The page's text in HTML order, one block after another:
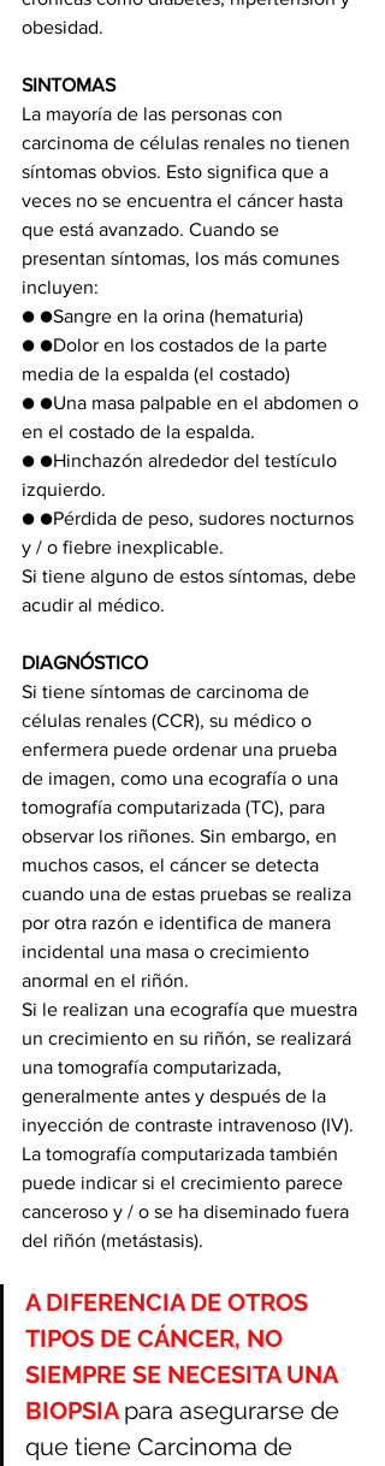
obesidad.
SINTOMAS
La mayoría de las personas con
carcinoma de células renales no tienen
síntomas obvios. Esto significa que a
veces no se encuentra el cáncer hasta
que está avanzado. Cuando se
presentan síntomas, los más comunes
incluyen:
● ●Sangre en la orina (hematuria)
● ●Dolor en los costados de la parte
media de la espalda (el costado)
● ●Una masa palpable en el abdomen o
en el costado de la espalda.
● ●Hinchazón alrededor del testículo
izquierdo.
● ●Pérdida de peso, sudores nocturnos
y / o fiebre inexplicable.
Si tiene alguno de estos síntomas, debe
acudir al médico.
DIAGNÓSTICO
Si tiene síntomas de carcinoma de
células renales (CCR), su médico o
enfermera puede ordenar una prueba
de imagen, como una ecografía o una
tomografía computarizada (TC), para
observar los riñones. Sin embargo, en
muchos casos, el cáncer se detecta
cuando una de estas pruebas se realiza
por otra razón e identifica de manera
incidental una masa o crecimiento
anormal en el riñón.
Si le realizan una ecografía que muestra
un crecimiento en su riñón, se realizará
una tomografía computarizada,
generalmente antes y después de la
inyección de contraste intravenoso (IV).
La tomografía computarizada también
puede indicar si el crecimiento parece
canceroso y / o se ha diseminado fuera
del riñón (metástasis).
A DIFERENCIA DE OTROS
TIPOS DE CÁNCER, NO
SIEMPRE SE NECESITA UNA
BIOPSIA para asegurarse de
que tiene Carcinoma de